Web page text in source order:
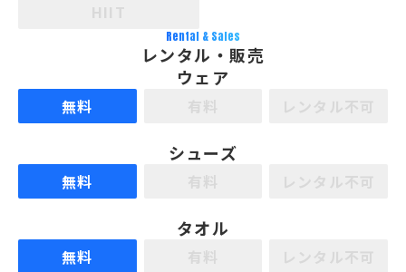
Rental & Sales
レンタル・販売
ウェア
無料
シューズ
無料
タオル
無料